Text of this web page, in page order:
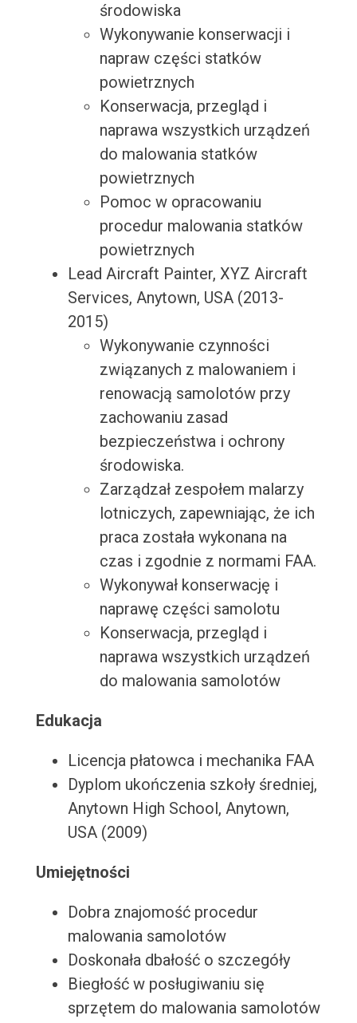
środowiska
Wykonywanie konserwacji i
napraw części statków
powietrznych
Konserwacja, przegląd i
naprawa wszystkich urządzeń
do malowania statków
powietrznych
Pomoc w opracowaniu
procedur malowania statków
powietrznych
Lead Aircraft Painter, XYZ Aircraft
Services, Anytown, USA (2013-
2015)
Wykonywanie czynności
związanych z malowaniem i
renowacją samolotów przy
zachowaniu zasad
bezpieczeństwa i ochrony
środowiska.
Zarządzał zespołem malarzy
lotniczych, zapewniając, że ich
praca została wykonana na
czas i zgodnie z normami FAA.
Wykonywał konserwację i
naprawę części samolotu
Konserwacja, przegląd i
naprawa wszystkich urządzeń
do malowania samolotów
Edukacja
Licencja płatowca i mechanika FAA
Dyplom ukończenia szkoły średniej,
Anytown High School, Anytown,
USA (2009)
Umiejętności
Dobra znajomość procedur
malowania samolotów
Doskonała dbałość o szczegóły
Biegłość w posługiwaniu się
sprzętem do malowania samolotów